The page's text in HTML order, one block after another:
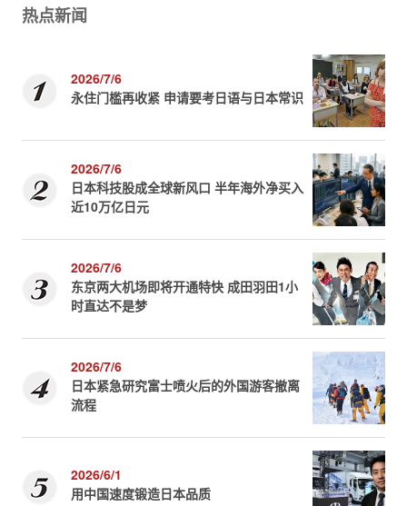
热点新闻
2026/7/6
永住门槛再收紧 申请要考日语与日本常识
2026/7/6
日本科技股成全球新风口 半年海外净买入
近10万亿日元
2026/7/6
东京两大机场即将开通特快 成田羽田1小
时直达不是梦
2026/7/6
日本紧急研究富士喷火后的外国游客撤离
流程
2026/6/1
用中国速度锻造日本品质